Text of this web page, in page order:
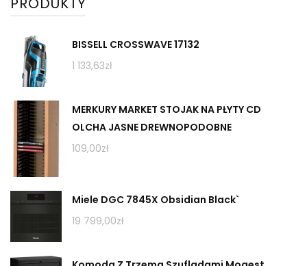
BISSELL CROSSWAVE 17132
1 133,63zł
MERKURY MARKET STOJAK NA PŁYTY CD
OLCHA JASNE DREWNOPODOBNE
109,00zł
Miele DGC 7845X Obsidian Black`
19 799,00zł